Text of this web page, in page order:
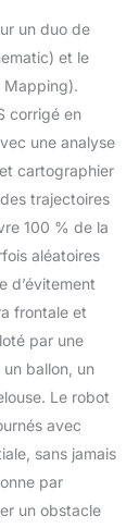
un duo de
et le
Mapping).
corrigé en
une analyse
cartographier
trajectoires
100 % de la
aléatoires
d’évitement
frontale et
par une
ballon, un
Le robot
avec
sans jamais
par
un obstacle